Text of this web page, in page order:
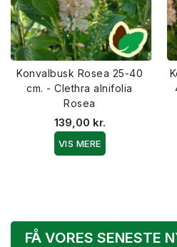
Konvalbusk Rosea 25-40
cm. - Clethra alnifolia
Rosea
139,00 kr.
VIS MERE
FÅ VORES SENESTE